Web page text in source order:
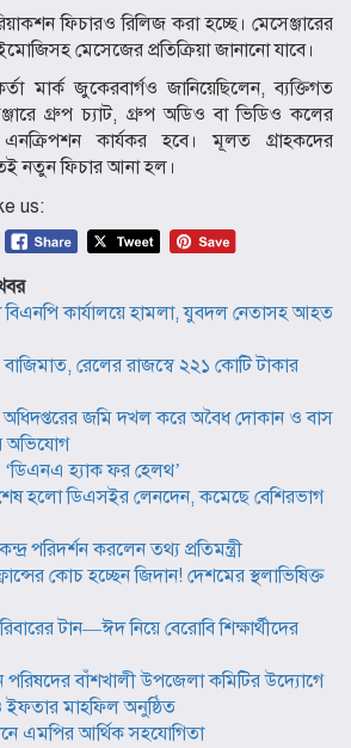
ফিচারও রিলিজ করা হচ্ছে। মেসেঞ্জারের
মেসেজের প্রতিক্রিয়া জানানো যাবে।
মার্ক জুকেরবার্গও জানিয়েছিলেন, ব্যক্তিগত
গ্রুপ চ্যাট, গ্রুপ অডিও বা ভিডিও কলের
কার্যকর হবে। মূলত গ্রাহকদের
নতুন ফিচার আনা হল।
us:
বিএনপি কার্যালয়ে হামলা, যুবদল নেতাসহ আহত
বাজিমাত, রেলের রাজস্বে ২২১ কোটি টাকার
জমি দখল করে অবৈধ দোকান ও বাস
অভিযোগ
‘ডিএনএ হ্যাক ফর হেলথ’
হলো ডিএসইর লেনদেন, কমেছে বেশিরভাগ
পরিদর্শন করলেন তথ্য প্রতিমন্ত্রী
কোচ হচ্ছেন জিদান! দেশমের স্থলাভিষিক্ত
টান—ঈদ নিয়ে বেরোবি শিক্ষার্থীদের
পরিষদের বাঁশখালী উপজেলা কমিটির উদ্যোগে
মাহফিল অনুষ্ঠিত
এমপির আর্থিক সহযোগিতা